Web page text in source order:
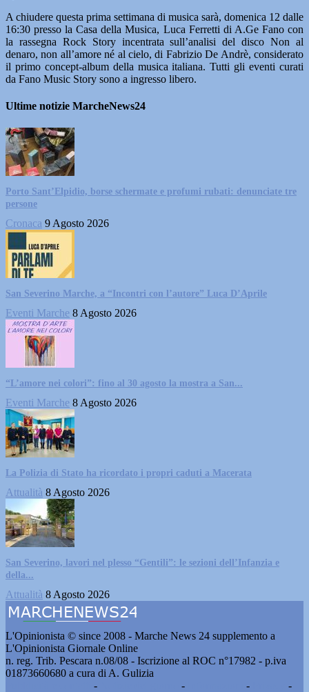
A chiudere questa prima settimana di musica sarà, domenica 12 dalle
16:30 presso la Casa della Musica, Luca Ferretti di A.Ge Fano con
la rassegna Rock Story incentrata sull’analisi del disco Non al
denaro, non all’amore né al cielo, di Fabrizio De Andrè, considerato
il primo concept-album della musica italiana. Tutti gli eventi curati
da Fano Music Story sono a ingresso libero.
Ultime notizie MarcheNews24
Porto Sant’Elpidio, borse schermate e profumi rubati: denunciate tre
persone
Cronaca 9 Agosto 2026
San Severino Marche, a “Incontri con l’autore” Luca D’Aprile
Eventi Marche 8 Agosto 2026
“L’amore nei colori”: fino al 30 agosto la mostra a San...
Eventi Marche 8 Agosto 2026
La Polizia di Stato ha ricordato i propri caduti a Macerata
Attualità 8 Agosto 2026
San Severino, lavori nel plesso “Gentili”: le sezioni dell’Infanzia e
della...
Attualità 8 Agosto 2026
L'Opinionista © since 2008 - Marche News 24 supplemento a
L'Opinionista Giornale Online
n. reg. Trib. Pescara n.08/08 - Iscrizione al ROC n°17982 - p.iva
01873660680 a cura di A. Gulizia
- - -
-